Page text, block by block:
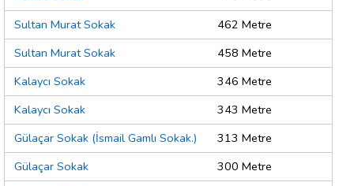
Sultan Murat Sokak
462 Metre
Sultan Murat Sokak
458 Metre
Kalaycı Sokak
346 Metre
Kalaycı Sokak
343 Metre
Gülaçar Sokak (İsmail Gamlı Sokak.)
313 Metre
Gülaçar Sokak
300 Metre